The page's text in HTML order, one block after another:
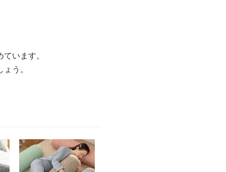
います。
う。